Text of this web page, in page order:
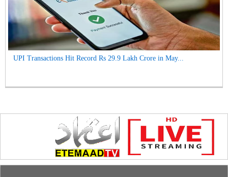
UPI Transactions Hit Record Rs 29.9 Lakh Crore in May...